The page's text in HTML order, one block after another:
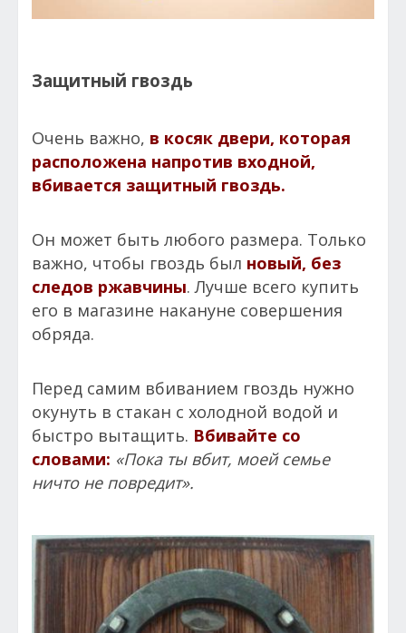
Защитный гвоздь
Очень важно, в косяк двери, которая
расположена напротив входной,
вбивается защитный гвоздь.
Он может быть любого размера. Только
важно, чтобы гвоздь был новый, без
следов ржавчины. Лучше всего купить
его в магазине накануне совершения
обряда.
Перед самим вбиванием гвоздь нужно
окунуть в стакан с холодной водой и
быстро вытащить. Вбивайте со
словами: «Пока ты вбит, моей семье
ничто не повредит».